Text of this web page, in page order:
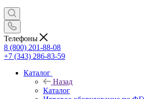
Телефоны
8 (800) 201-88-08
+7 (343) 286-83-59
Каталог
Назад
Каталог